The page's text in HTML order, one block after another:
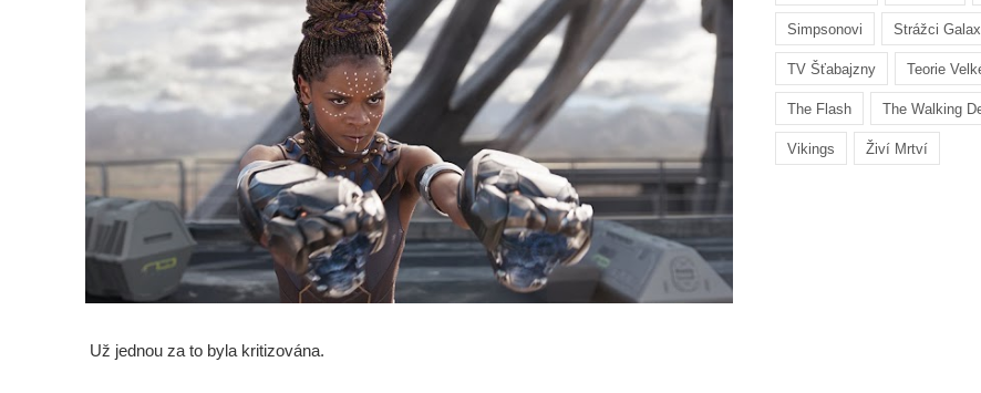
Simpsonovi Strážci
TV Šťabajzny Teorie
The Flash The Walking
Vikings Živí Mrtví
Už jednou za to byla kritizována.